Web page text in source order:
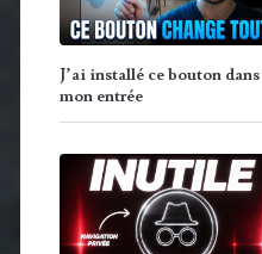
J’ai installé ce bouton dans
mon entrée